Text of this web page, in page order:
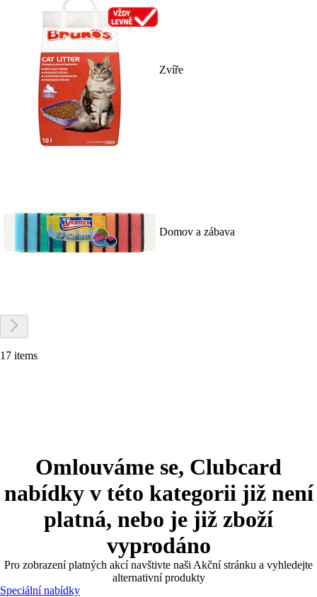
Zvíře
Domov a zábava
17 items
Omlouváme se, Clubcard
nabídky v této kategorii již není
platná, nebo je již zboží
vyprodáno
Pro zobrazení platných akcí navštivte naši Akční stránku a vyhledejte
alternativní produkty
Speciální nabídky